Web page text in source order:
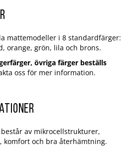
mattemodeller i 8 standardfärger:
orange, grön, lila och brons.
övriga färger beställs
oss för mer information.
av mikrocellstrukturer,
och bra återhämtning.